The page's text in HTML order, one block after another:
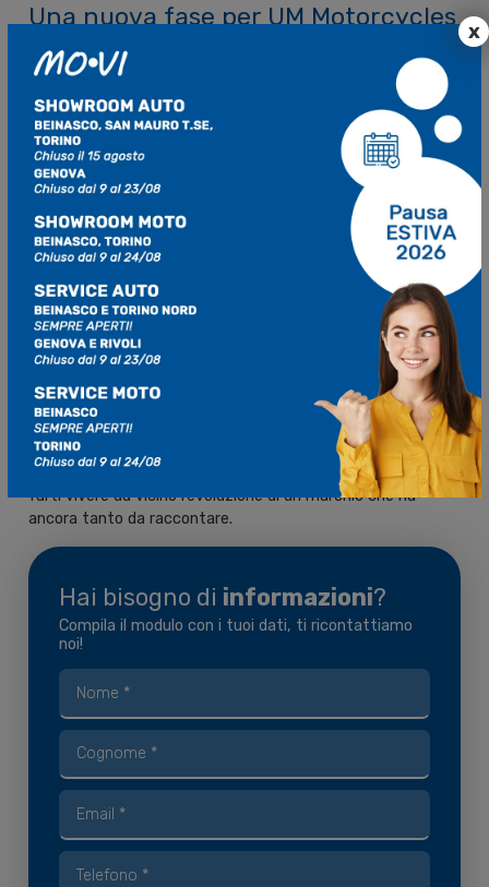
Una nuova fase per UM Motorcycles
Il 2025 non è solo l’anno del nuovo logo, ma anche il punto
di partenza per una nuova fase nella storia di
Motorcycles. Design e innovazione restano i capisaldi su cui
si fonda il marchio, ma ora si affiancano a unlinguaggio
grafico più contemporaneo
e adatto alle sfide del
mercato globale. Il rinnovamento passa attraverso ogni
aspetto dell’esperienza utente: dal primo sguardo alla moto
in vetrina fino alla presenza sui social, tutto parla con la
stessa voce.
Scopri il nuovo volto di UM
Motorcycles da Mo.Vi a Torino
ha dato il via a un cambiamento
profondo, che non è solo estetico ma strategico. Se vuoi
conoscere da vicino la nuova identità del brand e scoprire
cosa bolle in pentola per il 2025, passa daMo.Vi a Torino
ti aspettiamo per mostrarti tutte le novità in arrivo e per
farti vivere da vicino l’evoluzione di un marchio che ha
ancora tanto da raccontare.
Hai bisogno di informazioni?
Compila il modulo con i tuoi dati, ti ricontattiamo
noi!
x